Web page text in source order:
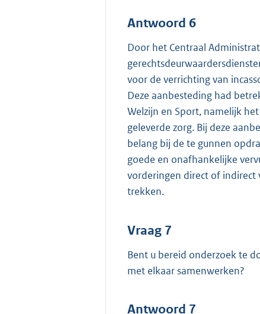
Antwoord 6
Door het Centraal
voor de verrichting van
Deze aanbesteding had
Welzijn en Sport, namelijk
geleverde zorg. Bij deze
belang bij de te gunnen
goede en onafhankelijke
vorderingen direct of indirect
trekken.
Vraag 7
Bent u bereid onderzoek te
met elkaar samenwerken?
Antwoord 7